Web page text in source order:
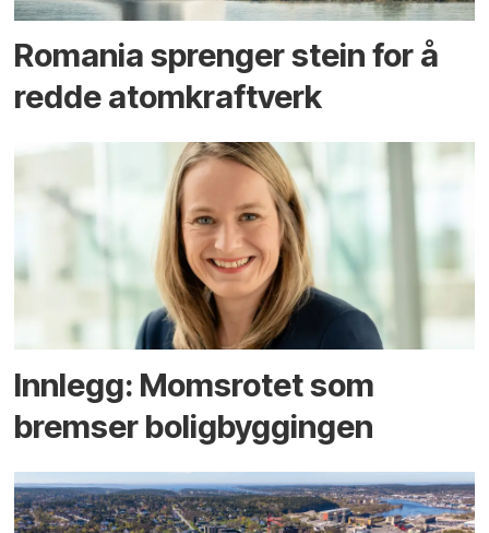
Romania sprenger stein for å
redde atomkraftverk
Innlegg: Moms­rotet som
bremser bolig­byggingen